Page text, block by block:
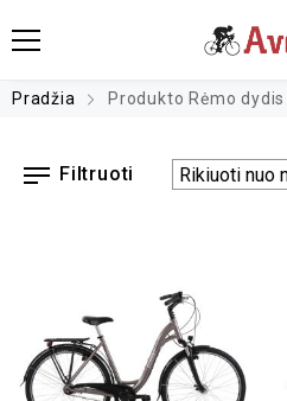
Pradžia Produkto Rėmo dydis
Filtruoti